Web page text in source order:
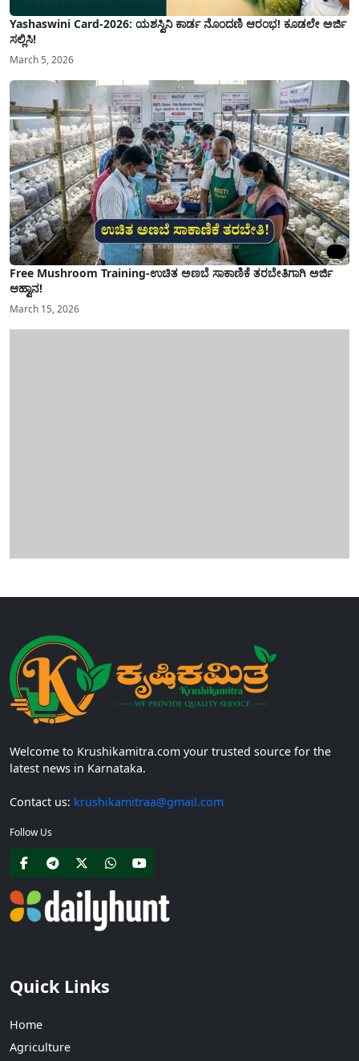
Yashaswini Card-2026: ಯಶಸ್ವಿನಿ ಕಾರ್ಡ ನೊಂದಣಿ ಆರಂಭ! ಕೂಡಲೇ ಅರ್ಜಿ
ಸಲ್ಲಿಸಿ!
March 5, 2026
Free Mushroom Training-ಉಚಿತ ಅಣಬೆ ಸಾಕಾಣಿಕೆ ತರಬೇತಿಗಾಗಿ ಅರ್ಜಿ
ಆಹ್ವಾನ!
March 15, 2026
Welcome to Krushikamitra.com your trusted source for the
latest news in Karnataka.
Contact us: krushikamitraa@gmail.com
Follow Us
Quick Links
Home
Agriculture